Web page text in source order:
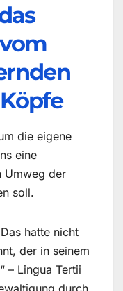
die eigene
eine
Umweg der
soll.
hatte nicht
der in seinem
– Lingua Tertii
durch